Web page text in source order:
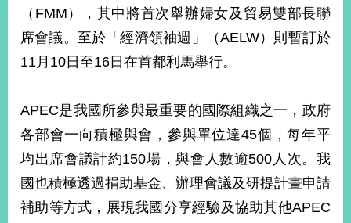
播
府
訊
公
開
民
服
（FMM），其中將首次舉辦婦女及貿易雙部長聯
席會議。至於「經濟領袖週」（AELW）則暫訂於
11月10日至16日在首都利馬舉行。
APEC是我國所參與最重要的國際組織之一，政府
各部會一向積極與會，參與單位達45個，每年平
均出席會議計約150場，與會人數逾500人次。我
國也積極透過捐助基金、辦理會議及研提計畫申請
補助等方式，展現我國分享經驗及協助其他APEC